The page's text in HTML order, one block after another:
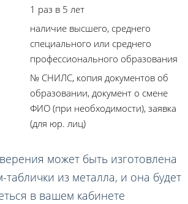
1 раз в 5 лет
наличие высшего, среднего
специального или среднего
профессионального образования
№ СНИЛС, копия документов об
образовании, документ о смене
ФИО (при необходимости), заявка
(для юр. лиц)
может быть изготовлена
из металла, и она будет
в вашем кабинете